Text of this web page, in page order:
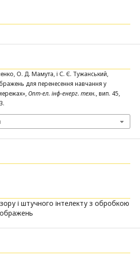
О. Д. Мамута, і С. Є. Тужанський,
для перенесення навчання у
Опт-ел. інф-енерг. техн., вип. 45,
і штучного інтелекту з обробкою